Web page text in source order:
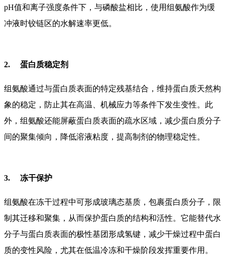
pH值和离子强度条件下，与磷酸盐相比，使用组氨酸作为缓
冲液时铰链区的水解速率更低。
2. 蛋白质稳定剂
组氨酸通过与蛋白质表面的特定残基结合，维持蛋白质天然构
象的稳定，防止其在高温、机械应力等条件下发生变性。此
外，组氨酸还能屏蔽蛋白质表面的疏水区域，减少蛋白质分子
间的聚集倾向，降低溶液粘度，提高制剂的物理稳定性。
3. 冻干保护
组氨酸在冻干过程中可形成玻璃态基质，包裹蛋白质分子，限
制其迁移和聚集，从而保护蛋白质的结构和活性。它能替代水
分子与蛋白质表面的极性基团形成氢键，减少干燥过程中蛋白
质的变性风险，尤其在低温冷冻和干燥阶段发挥重要作用。